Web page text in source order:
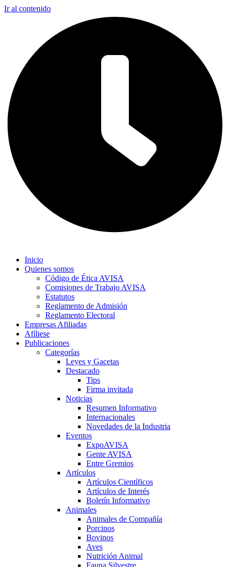
Ir al contenido
Inicio
Quienes somos
Código de Ética AVISA
Comisiones de Trabajo AVISA
Estatutos
Reglamento de Admisión
Reglamento Electoral
Empresas Afiliadas
Afíliese
Publicaciones
Categorías
Leyes y Gacetas
Destacado
Tips
Firma invitada
Noticias
Resumen Informativo
Internacionales
Novedades de la Industria
Eventos
ExpoAVISA
Gente AVISA
Entre Gremios
Artículos
Artículos Científicos
Artículos de Interés
Boletín Informativo
Animales
Animales de Compañía
Porcinos
Bovinos
Aves
Nutrición Animal
Fauna Silvestre